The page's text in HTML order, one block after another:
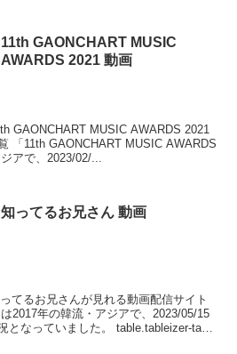
11th GAONCHART MUSIC
AWARDS 2021 動画
GAONCHART MUSIC AWARDS 2021
「11th GAONCHART MUSIC AWARDS
アで、2023/02/...
知ってるお兄さん 動画
てるお兄さんが見れる動画配信サイト
2017年の韓流・アジアで、2023/05/15
となっていました。 table.tableizer-table